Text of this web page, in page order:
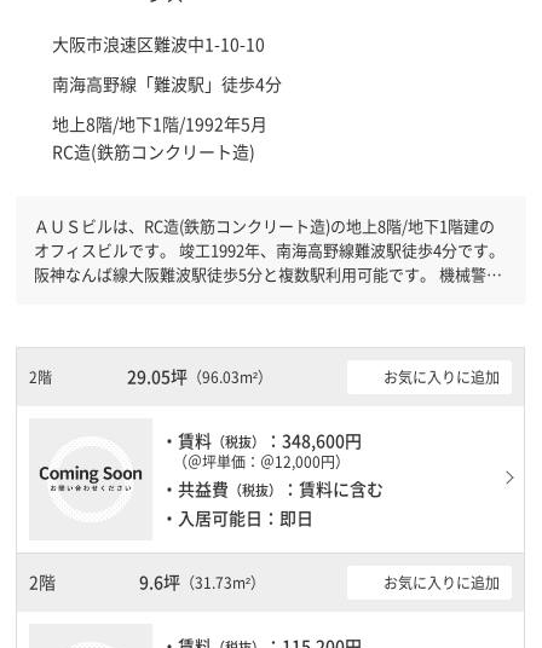
大阪市浪速区難波中1-10-10
南海高野線「難波駅 」徒歩4分
地上8階/地下1階/1992年5月
RC造(鉄筋コンクリート造)
ＡＵＳビルは、RC造(鉄筋コンクリート造)の地上8階/地下1階建の
オフィスビルです。 竣工1992年、南海高野線難波駅徒歩4分です。
阪神なんば線大阪難波駅徒歩5分と複数駅利用可能です。 機械警備
スメです。土日・祝日も利用可能になりますので自由に出入りが出
来ます。
2階 29.05坪 （96.03m²） お気に入りに追加
・賃料 （税抜） ：348,600円
（＠坪単価：＠12,000円）
・共益費 （税抜）
：賃料に含む
・入居可能日：即日
2階 9.6坪（31.73m²） お気に入りに追加